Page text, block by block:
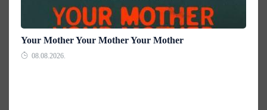
Your Mother Your Mother Your Mother
08.08.2026.